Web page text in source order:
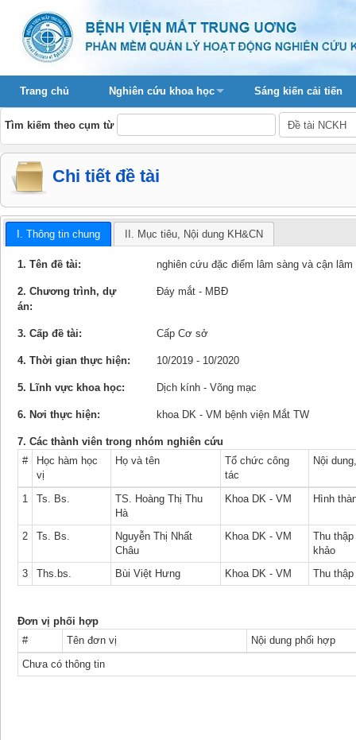
Trang chủ Nghiên cứu khoa học Sáng kiến cải tiến
Tìm kiếm theo cụm từ
Chi tiết đề tài
I. Thông tin chung II. Mục tiêu, Nội dung KH&CN
1. Tên đề tài: nghiên cứu đặc điểm lâm sàng và cận
2. Chương trình, dự
án:
Đáy mắt - MBĐ
3. Cấp đề tài: Cấp Cơ sở
4. Thời gian thực hiện: 10/2019 - 10/2020
5. Lĩnh vực khoa học: Dịch kính - Võng mạc
6. Nơi thực hiện: khoa DK - VM bệnh viện Mắt TW
7. Các thành viên trong nhóm nghiên cứu
#
Học hàm học
vị
Họ và tên
Tổ chức công
tác
Nội
1 Ts. Bs.
TS. Hoàng Thị Thu
Hà
Khoa DK - VM Hình
2 Ts. Bs.
Nguyễn Thị Nhất
Châu
Khoa DK - VM
Thu
khảo
3
Ths.bs. Bùi Việt Hưng Khoa DK - VM Thu
Đơn vị phối hợp
#
Tên đơn vị
Nội dung phối hợp
Chưa có thông tin